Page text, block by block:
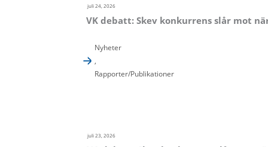
juli 24, 2026
VK debatt: Skev konkurrens slår mot
Nyheter
,
Rapporter/Publikationer
juli 23, 2026